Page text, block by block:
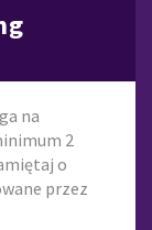
na
2
o
przez